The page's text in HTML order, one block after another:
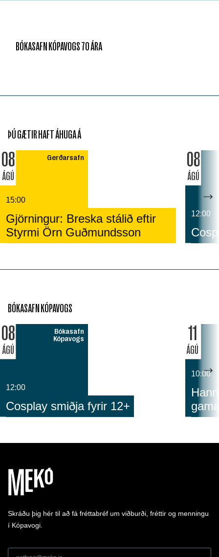
BÓKASAFN KÓPAVOGS 70 ÁRA
ÞÚ GÆTIR HAFT ÁHUGA Á
08
ÁGÚ
Gerðarsafn
15:00
Gjörningur: Breska stálið eftir
Styrmi Örn Guðmundsson
08
ÁGÚ
12:00
BÓKASAFN KÓPAVOGS
08
ÁGÚ
Bókasafn
Kópavogs
12:00
Cosplay smiðja fyrir 12+
11
ÁGÚ
10:00
Skráðu þig hér til að fá fréttabréf um viðburði, fréttir og menningu
í Kópavogi.